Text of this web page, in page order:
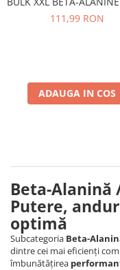
111,99 RON
ADAUGA IN COS
Beta-Alanină
Putere,
optimă
Subcategoria Beta-
dintre cei mai eficienți
îmbunătățirea